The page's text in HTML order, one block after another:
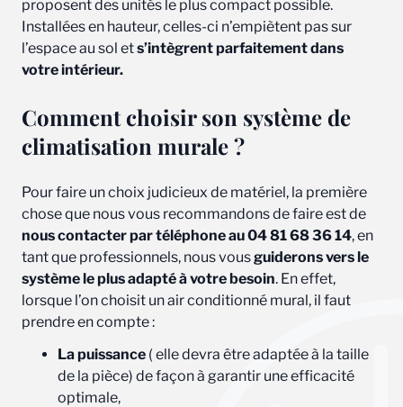
proposent des unités le plus compact possible.
Installées en hauteur, celles-ci n’empiètent pas sur
l’espace au sol ets’intègrent parfaitement dans
votre intérieur.
Comment choisir son système de
climatisation murale ?
Pour faire un choix judicieux de matériel, la première
chose que nous vous recommandons de faire est de
nous contacter par téléphone au 04 81 68 36 14, en
tant que professionnels, nous vousguiderons vers le
système le plus adapté à votre besoin. En effet,
lorsque l’on choisit un air conditionné mural, il faut
prendre en compte :
La puissance ( elle devra être adaptée à la taille
de la pièce) de façon à garantir une efficacité
optimale,